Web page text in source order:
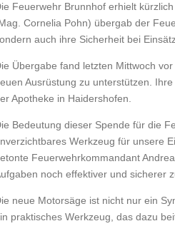
Feuerwehr Brunnhof erhielt
Cornelia Pohn) übergab der
auch ihre Sicherheit bei
Übergabe fand letzten Mittwoch
Ausrüstung zu unterstützen.
Apotheke in Haidershofen.
Bedeutung dieser Spende für die
Werkzeug für unsere
Feuerwehrkommandant
noch effektiver und sicherer
neue Motorsäge ist nicht nur ein
praktisches Werkzeug, das dazu